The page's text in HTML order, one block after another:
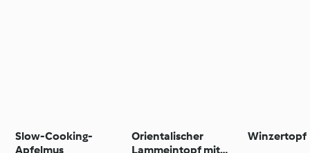
Slow-Cooking-
Apfelmus
Orientalischer
Lammeintopf mit
Winzertopf